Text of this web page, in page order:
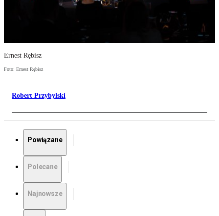
Ernest Rębisz
Foto: Ernest Rębisz
Robert Przybylski
Powiązane
Polecane
Najnowsze